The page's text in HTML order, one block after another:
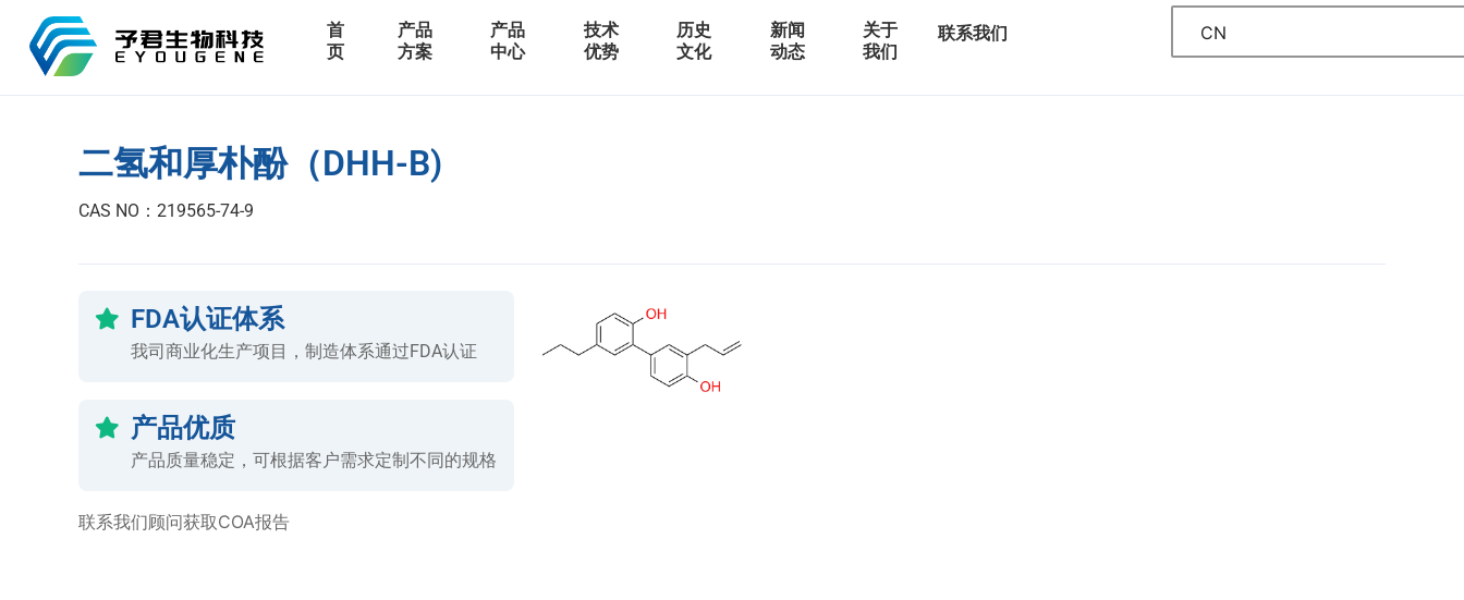
首
页
产品
方案
产品
中心
技术
优势
历史
文化
新闻
动态
关于
我们
联系我们 CN
二氢和厚朴酚（DHH-B)
CAS NO：219565-74-9
FDA认证体系
我司商业化生产项目，制造体系通过FDA认证
产品优质
产品质量稳定，可根据客户需求定制不同的规格
联系我们顾问获取COA报告